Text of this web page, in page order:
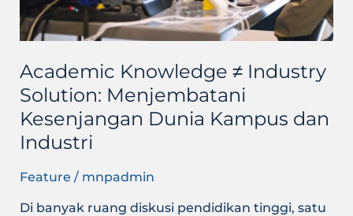
Academic Knowledge ≠ Industry
Solution: Menjembatani
Kesenjangan Dunia Kampus dan
Industri
Feature / mnpadmin
Di banyak ruang diskusi pendidikan tinggi, satu
dan
Industri